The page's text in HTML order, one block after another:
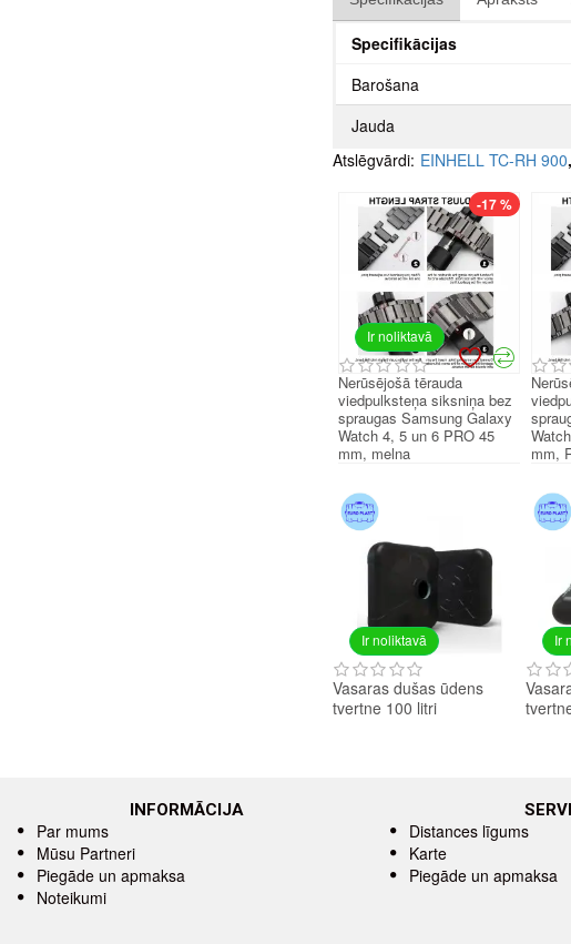
Specifikācijas
Barošana
Jauda
Atslēgvārdi: EINHELL TC-RH 900,
Ir noliktavā
-17 %
Nerūsējošā tērauda
viedpulksteņa siksniņa bez
spraugas Samsung Galaxy
Watch 4, 5 un 6 PRO 45
mm, melna
mm,
Ir noliktavā
Vasaras dušas ūdens
tvertne 100 litri
Ir
INFORMĀCIJA
Par mums
Mūsu Partneri
Piegāde un apmaksa
Noteikumi
Distances līgums
Karte
Piegāde un apmaksa